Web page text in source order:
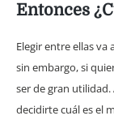
Entonces
Elegir entre ellas
sin embargo, si
ser de gran utilidad.
decidirte cuál es el